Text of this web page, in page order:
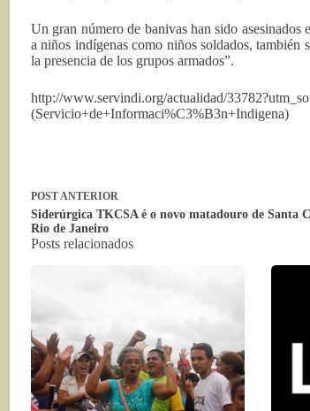
Un gran número de banivas han sido
a niños indígenas como niños soldados, también
la presencia de los grupos armados”.
http://www.servindi.org/actualidad/
(Servicio+de+Informaci%C3%B3n+Indigena)
POSTANTERIOR
Siderúrgica TKCSA é o novo matadouro de Santa
Rio de Janeiro
Posts relacionados